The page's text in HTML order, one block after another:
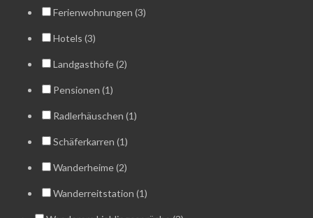
Ferienwohnungen (3)
Hotels (3)
Landgasthöfe (2)
Pensionen (1)
Radlerhäuschen (1)
Schäferkarren (1)
Wanderheime (2)
Wanderreitstation (1)